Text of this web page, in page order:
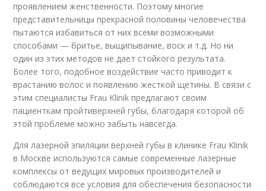
проявлением женственности. Поэтому многие
представительницы прекрасной половины человечества
пытаются избавиться от них всеми возможными
способами — бритье, выщипывание, воск и т.д. Но ни
один из этих методов не дает стойкого результата.
Более того, подобное воздействие часто приводит к
врастанию волос и появлению жесткой щетины. В связи с
этим специалисты Frau Klinik предлагают своим
пациенткам пройтиверхней губы, благодаря которой об
этой проблеме можно забыть навсегда.
Для лазерной эпиляции верхней губы в клинике Frau Klinik
в Москве используются самые современные лазерные
комплексы от ведущих мировых производителей и
соблюдаются все условия для обеспечения безопасности